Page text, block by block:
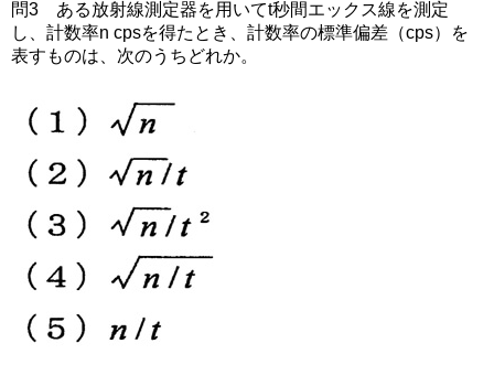
問3 ある放射線測定器を用いてt秒間エックス線を測定
し、計数率n cpsを得たとき、計数率の標準偏差（cps）を
表すものは、次のうちどれか。